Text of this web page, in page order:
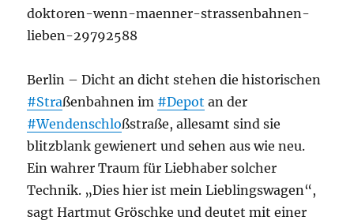
doktoren-wenn-maenner-strassenbahnen-
lieben-29792588
Berlin – Dicht an dicht stehen die historischen
#Straßenbahnen im #Depot an der
#Wendenschloßstraße, allesamt sind sie
blitzblank gewienert und sehen aus wie neu.
Ein wahrer Traum für Liebhaber solcher
Technik. „Dies hier ist mein Lieblingswagen“,
sagt Hartmut Gröschke und deutet mit einer